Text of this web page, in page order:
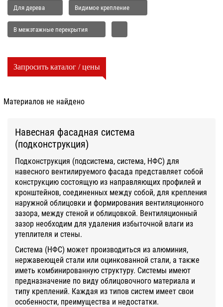
Для дерева Видимое крепление
В межэтажные перекрытия
Запросить каталог / цены
Материалов не найдено
Навесная фасадная система
(подконструкция)
Подконструкция (подсистема, система, НФС) для
навесного вентилируемого фасада представляет собой
конструкцию состоящую из направляющих профилей и
кронштейнов, соединенных между собой, для крепления
наружной облицовки и формирования вентиляционного
зазора, между стеной и облицовкой. Вентиляционный
зазор необходим для удаления избыточной влаги из
утеплителя и стены.
Система (НФС) может производиться из алюминия,
нержавеющей стали или оцинкованной стали, а также
иметь комбинированную структуру. Системы имеют
предназначение по виду облицовочного материала и
типу креплений. Каждая из типов систем имеет свои
особенности, преимущества и недостатки.